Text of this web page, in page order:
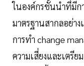
ในองค์กรชั้นนำที่มีก
มาตรฐานสากลอย่า
การทำ change
ความเสี่ยงและเตรี